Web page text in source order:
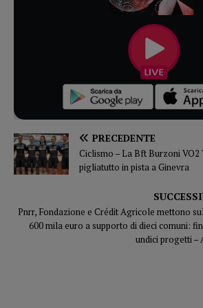
PRECEDENTE
Ciclismo – La Bft Burzoni VO2
pigliatutto in pista a Ginevra
Pnrr, Fondazione e Crédit Agricole mettono
600 mila euro a supporto di dieci comuni:
undici progetti –